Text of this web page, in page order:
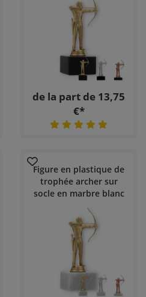
de la part de 13,75
€*
Figure en plastique de
trophée archer sur
socle en marbre blanc